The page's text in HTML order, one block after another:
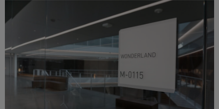
分享
无论是半导体设计师、软件架构师，还是《星球大战》中的
“突击队员”，所有的极客们都将在NVIDIA找到属于他们的共